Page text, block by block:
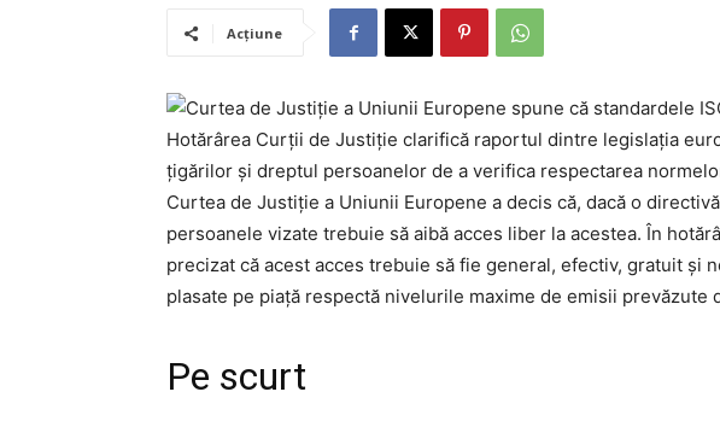
Acțiune
Hotărârea Curții de Justiție clarifică raportul dintre legislația
țigărilor și dreptul persoanelor de a verifica respectarea
Curtea de Justiție a Uniunii Europene a decis că, dacă o
persoanele vizate trebuie să aibă acces liber la acestea. În
precizat că acest acces trebuie să fie general, efectiv, gratuit și
plasate pe piață respectă nivelurile maxime de emisii prevăzute
Pe scurt